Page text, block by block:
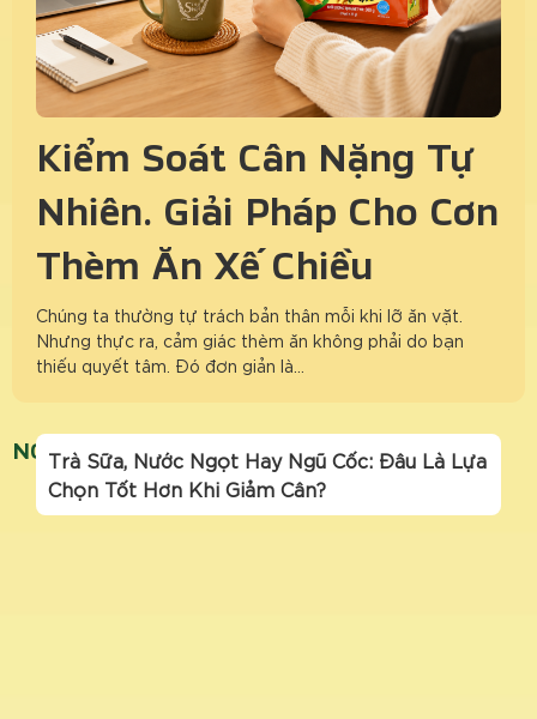
Kiểm Soát Cân Nặng Tự
Nhiên: Giải Pháp Cho Cơn
Thèm Ăn Xế Chiều
Chúng ta thường tự trách bản thân mỗi khi lỡ ăn vặt.
Nhưng thực ra, cảm giác thèm ăn không phải do bạn
thiếu quyết tâm. Đó đơn giản là…
NGŨ CỐC GẠO LỨT GIẢM CÂN
Trà Sữa, Nước Ngọt Hay Ngũ Cốc: Đâu Là Lựa
Chọn Tốt Hơn Khi Giảm Cân?